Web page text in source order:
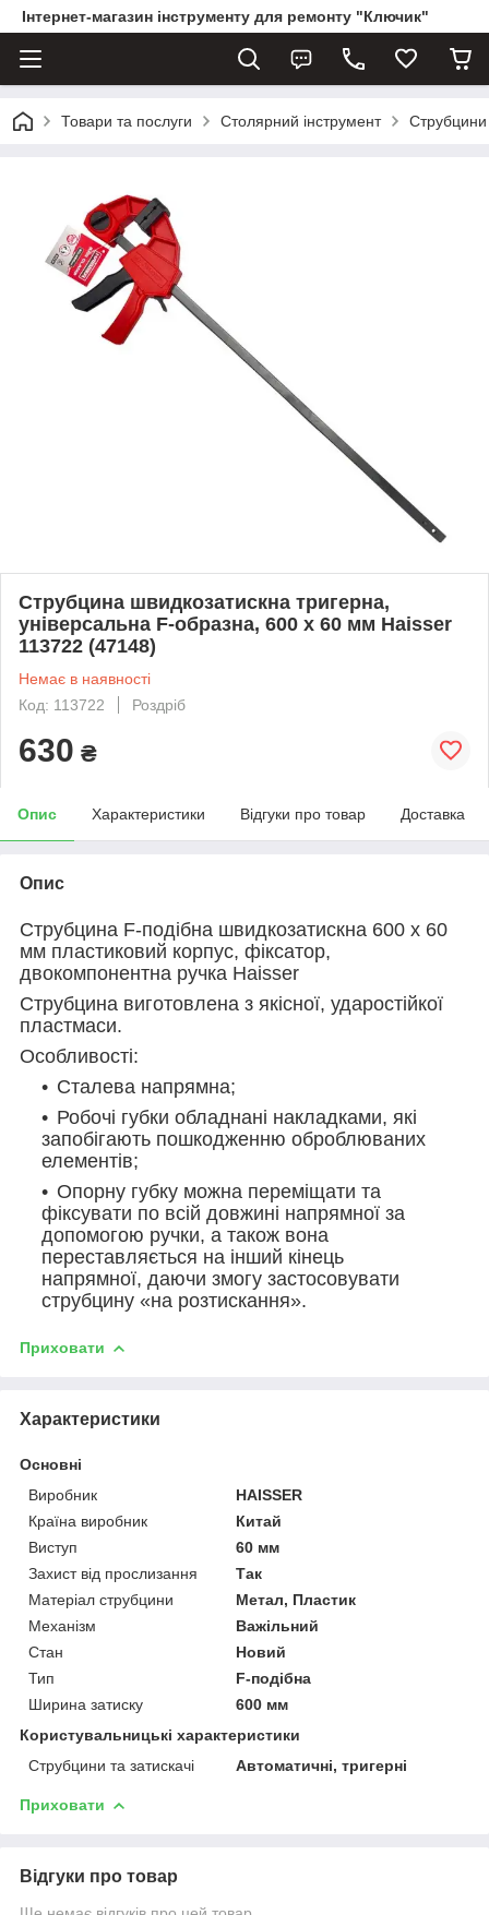
Інтернет-магазин інструменту для ремонту "Ключик"
Товари та послуги Столярний інструмент Струбцини
Струбцина швидкозатискна тригерна,
універсальна F-образна, 600 х 60 мм Haisser
113722 (47148)
Немає в наявності
Код: 113722
Роздріб
630 ₴
Опис Характеристики Відгуки про товар Доставка
Опис
Струбцина F-подібна швидкозатискна 600 х 60
мм пластиковий корпус, фіксатор,
двокомпонентна ручка Haisser
Струбцина виготовлена з якісної, ударостійкої
пластмаси.
Особливості:
Сталева напрямна;
Робочі губки обладнані накладками, які
запобігають пошкодженню оброблюваних
елементів;
Опорну губку можна переміщати та
фіксувати по всій довжині напрямної за
допомогою ручки, а також вона
переставляється на інший кінець
напрямної, даючи змогу застосовувати
струбцину «на розтискання».
Приховати
Характеристики
Основні
Виробник
HAISSER
Країна виробник
Китай
Виступ
60 мм
Захист від прослизання
Так
Матеріал струбцини
Метал, Пластик
Механізм
Важільний
Стан
Новий
Тип
F-подібна
Ширина затиску
600 мм
Користувальницькі характеристики
Струбцини та затискачі
Автоматичні, тригерні
Приховати
Відгуки про товар